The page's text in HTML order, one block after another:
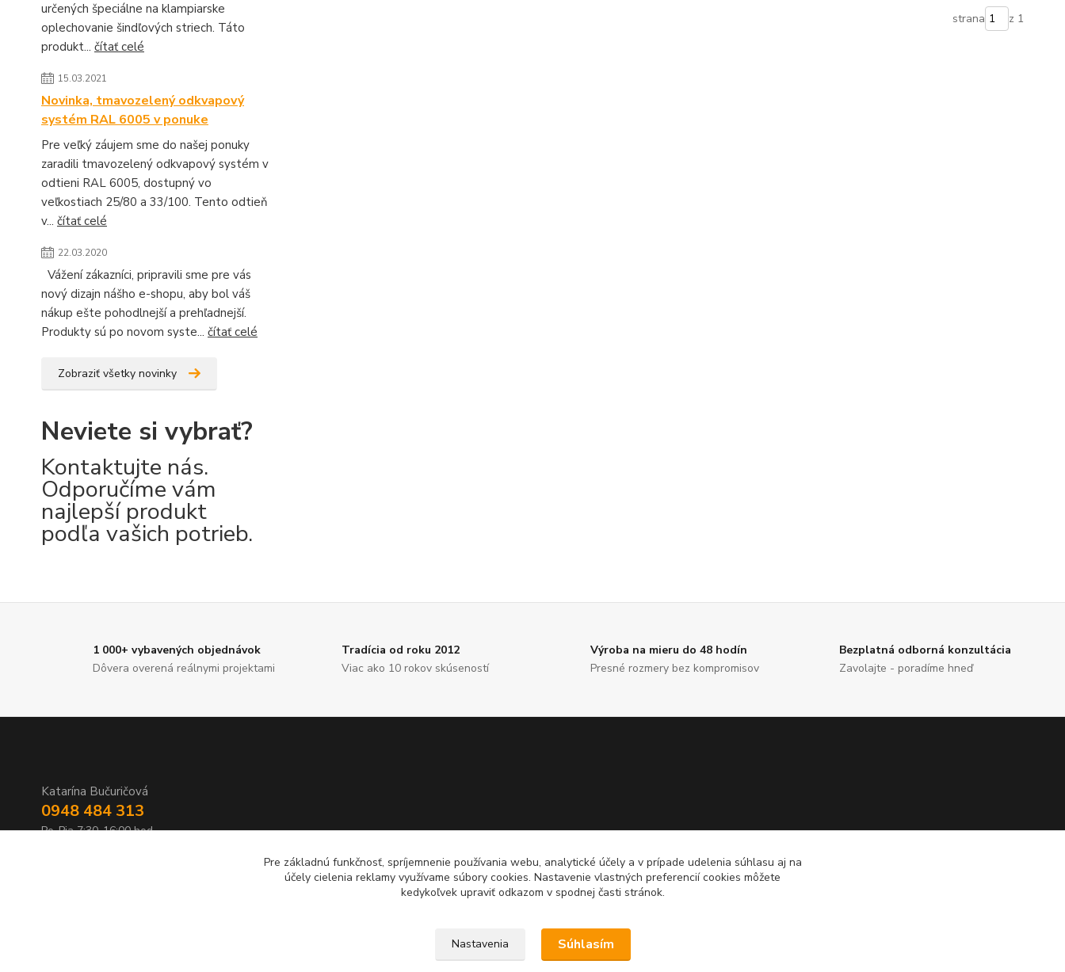
určených špeciálne na klampiarske
oplechovanie šindľových striech. Táto
produkt... čítať celé
15.03.2021
Novinka, tmavozelený odkvapový
systém RAL 6005 v ponuke
Pre veľký záujem sme do našej ponuky
zaradili tmavozelený odkvapový systém v
odtieni RAL 6005, dostupný vo
veľkostiach 25/80 a 33/100. Tento odtieň
v... čítať celé
22.03.2020
Vážení zákazníci, pripravili sme pre vás
nový dizajn nášho e-shopu, aby bol váš
nákup ešte pohodlnejší a prehľadnejší.
Produkty sú po novom syste... čítať celé
Zobraziť všetky novinky
Neviete si vybrať?
Kontaktujte nás.
Odporučíme vám
najlepší produkt
podľa vašich potrieb.
strana z 1
1 000+ vybavených objednávok
Dôvera overená reálnymi projektami
Tradícia od roku 2012
Viac ako 10 rokov skúseností
Výroba na mieru do 48 hodín
Presné rozmery bez kompromisov
Bezplatná odborná konzultácia
Zavolajte - poradíme hneď
Katarína Bučuričová
0948 484 313
Po-Pia 7:30-16:00 hod
Pre základnú funkčnosť, spríjemnenie používania webu, analytické účely a v prípade udelenia súhlasu aj na
účely cielenia reklamy využívame súbory cookies. Nastavenie vlastných preferencií cookies môžete
kedykoľvek upraviť odkazom v spodnej časti stránok.
Nastavenia Súhlasím